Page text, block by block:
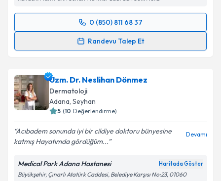
Takvim Talebini Gönder
0 (850) 811 68 37
Randevu Talep Et
Randevu Takvimi Talebi
takvim hazırlandığında e-posta ile bilgilendireceğiz.
E-posta Adresiniz
Kişisel verilerimin işlenmesine ilişkin
kapsamda işlenmesini kabul ediyorum.
Uzm. Dr. Neslihan Dönmez
Dermatoloji
Adana, Seyhan
5 (10 Değerlendirme)
Acıbadem sonunda iyi bir cildiye doktoru bünyesine
katmış Hayatımda gördüğüm...
Devamı
Medical Park Adana Hastanesi Haritada Göster
Büyükşehir, Çınarlı Atatürk Caddesi, Belediye Karşısı No:23, 01060